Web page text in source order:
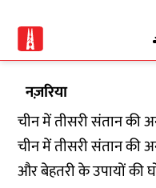
नज़रिया
चीन में तीसरी संतान की
चीन में तीसरी संतान की
और बेहतरी के उपायों की